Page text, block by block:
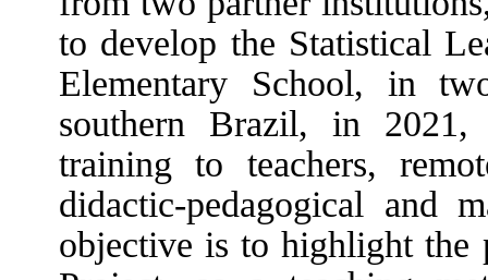
to develop the Statistical
Elementary School, in
southern Brazil, in 2021,
training to teachers,
didactic-pedagogical and
objective is to highlight the